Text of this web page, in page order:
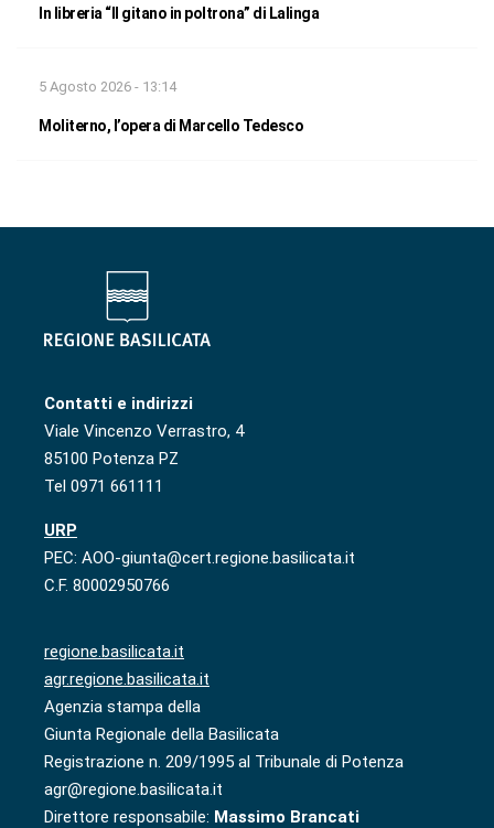
In libreria “Il gitano in poltrona” di Lalinga
5 Agosto 2026 - 13:14
Moliterno, l’opera di Marcello Tedesco
Contatti e indirizzi
Viale Vincenzo Verrastro, 4
85100 Potenza PZ
Tel 0971 661111
URP
PEC: AOO-giunta@cert.regione.basilicata.it
C.F. 80002950766
regione.basilicata.it
agr.regione.basilicata.it
Agenzia stampa della
Giunta Regionale della Basilicata
Registrazione n. 209/1995 al Tribunale di Potenza
agr@regione.basilicata.it
Direttore responsabile: Massimo Brancati